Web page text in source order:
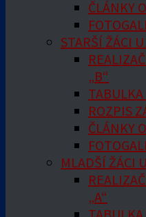
ČLÁNKY
STARŠÍ ŽÁCI
„B“
ROZPIS
ČLÁNKY
MLADŠÍ ŽÁCI
„A“